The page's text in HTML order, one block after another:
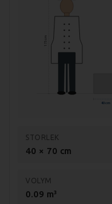
Mått förpackning:
Vikt (netto): 36 kg
Vikt (brutto): 42 kg
Temp. område: 50-300 grader
Stekyta: Räfflad
175 cm
40 cm
STORLEK
40 × 70 cm
VOLYM
0.09 m³